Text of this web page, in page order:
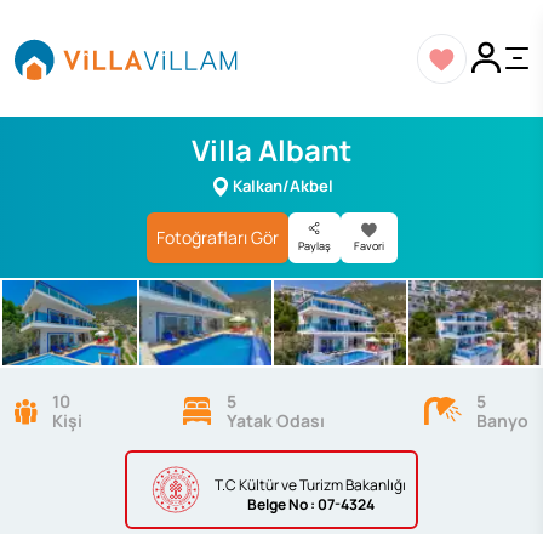
Villa Albant
Kalkan/Akbel
Fotoğrafları Gör Paylaş Favori
T.C Kültür ve Turizm Bakanlığı
BelgeNo : 07-4324
10
Kişi
5
Yatak Odası
5
Banyo